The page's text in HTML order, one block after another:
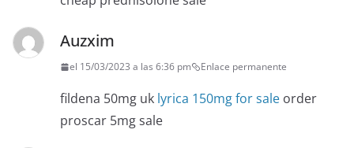
Auzxim
el 15/03/2023 a las 6:36 pm Enlace permanente
fildena 50mg uk lyrica 150mg for sale order
proscar 5mg sale